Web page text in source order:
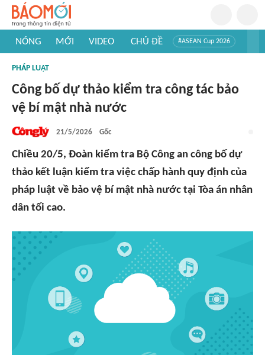
NÓNG MỚI VIDEO CHỦ ĐỀ #ASEAN Cup 2026
#Khám phá thế giới
PHÁP LUẬT
Công bố dự thảo kiểm tra công tác bảo
vệ bí mật nhà nước
21/5/2026 Gốc
Chiều 20/5, Đoàn kiểm tra Bộ Công an công bố dự
thảo kết luận kiểm tra việc chấp hành quy định của
pháp luật về bảo vệ bí mật nhà nước tại Tòa án nhân
dân tối cao.